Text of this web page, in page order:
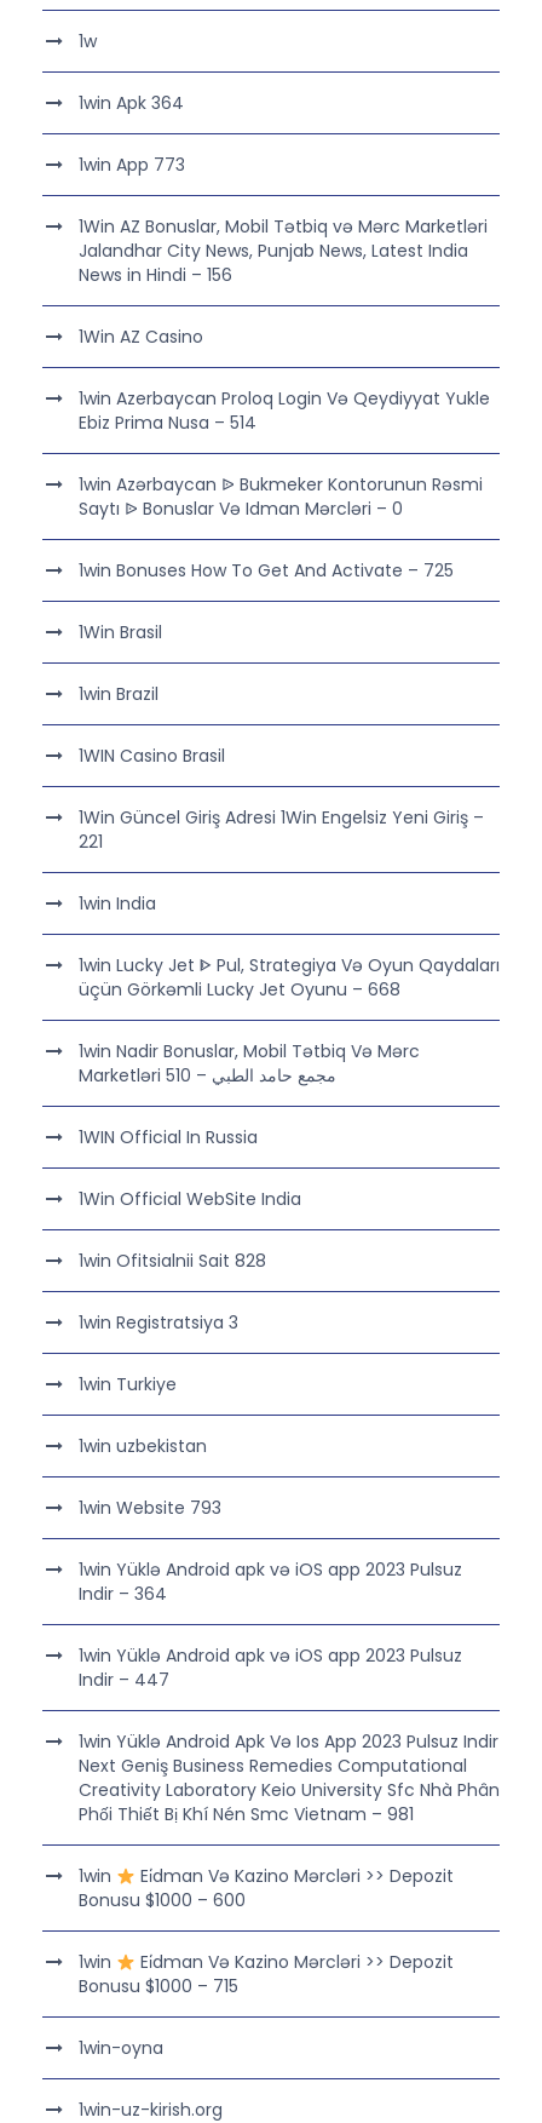
1w
1win Apk 364
1win App 773
1Win AZ Bonuslar, Mobil Tətbiq və Mərc Marketləri
Jalandhar City News, Punjab News, Latest India
News in Hindi – 156
1Win AZ Casino
1win Azerbaycan Proloq Login Və Qeydiyyat Yukle
Ebiz Prima Nusa – 514
1win Azərbaycan ᐉ Bukmeker Kontorunun Rəsmi
Saytı ᐉ Bonuslar Və Idman Mərcləri – 0
1win Bonuses How To Get And Activate – 725
1Win Brasil
1win Brazil
1WIN Casino Brasil
1Win Güncel Giriş Adresi 1Win Engelsiz Yeni Giriş –
221
1win India
1win Lucky Jet ᐈ Pul, Strategiya Və Oyun Qaydaları
üçün Görkəmli Lucky Jet Oyunu – 668
1win Nadir Bonuslar, Mobil Tətbiq Və Mərc
Marketləri مجمع حامد الطبي – 510
1WIN Official In Russia
1Win Official WebSite India
1win Ofitsialnii Sait 828
1win Registratsiya 3
1win Turkiye
1win uzbekistan
1win Website 793
1win Yüklə Android apk və iOS app 2023 Pulsuz
Indir – 364
1win Yüklə Android apk və iOS app 2023 Pulsuz
Indir – 447
1win Yüklə Android Apk Və Ios App 2023 Pulsuz Indir
Next Geniş Business Remedies Computational
Creativity Laboratory Keio University Sfc Nhà Phân
Phối Thiết Bị Khí Nén Smc Vietnam – 981
1win
Ei̇dman Və Kazino Mərcləri >> Depozit
Bonusu $1000 – 600
1win
Ei̇dman Və Kazino Mərcləri >> Depozit
Bonusu $1000 – 715
1win-oyna
1win-uz-kirish.org